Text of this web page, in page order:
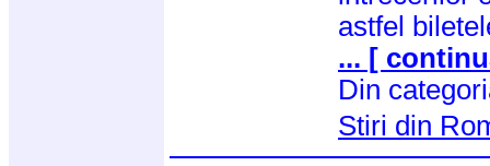
astfel
... [
Din
Stiri din